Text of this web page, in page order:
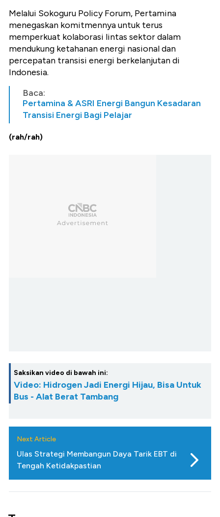
Melalui Sokoguru Policy Forum, Pertamina
menegaskan komitmennya untuk terus
memperkuat kolaborasi lintas sektor dalam
mendukung ketahanan energi nasional dan
percepatan transisi energi berkelanjutan di
Indonesia.
Baca:
Pertamina & ASRI Energi Bangun Kesadaran
Transisi Energi Bagi Pelajar
(rah/rah)
Saksikan video di bawah ini:
Video: Hidrogen Jadi Energi Hijau, Bisa Untuk
Bus - Alat Berat Tambang
Next Article
Ulas Strategi Membangun Daya Tarik EBT di
Tengah Ketidakpastian